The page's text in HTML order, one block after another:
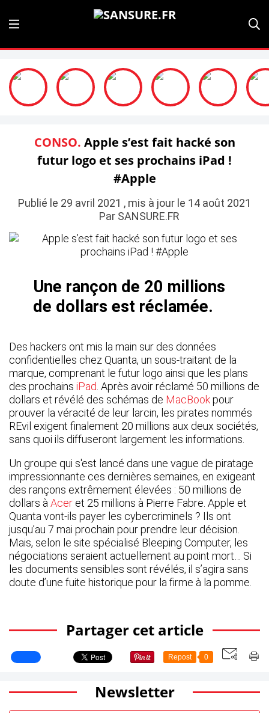
CONSO. Apple s’est fait hacké son
futur logo et ses prochains iPad !
#Apple
Publié le 29 avril 2021 , mis à jour le 14 août 2021
Par SANSURE.FR
Une rançon de 20 millions
de dollars est réclamée.
Des hackers ont mis la main sur des données
confidentielles chez Quanta, un sous-traitant de la
marque, comprenant le futur logo ainsi que les plans
des prochains iPad . Après avoir réclamé 50 millions de
dollars et révélé des schémas de MacBookpour
prouver la véracité de leur larcin, les pirates nommés
REvil exigent finalement 20 millions aux deux sociétés,
sans quoi ils diffuseront largement les informations.
Un groupe qui s'est lancé dans une vague de piratage
impressionnante ces dernières semaines, en exigeant
des rançons extrêmement élevées : 50 millions de
dollars à Acer et 25 millions à Pierre Fabre. Apple et
Quanta vont-ils payer les cybercriminels ? Ils ont
jusqu’au 7 mai prochain pour prendre leur décision.
Mais, selon le site spécialisé Bleeping Computer, les
négociations seraient actuellement au point mort… Si
les documents sensibles sont révélés, il s’agira sans
doute d’une fuite historique pour la firme à la pomme.
Partager cet article
Repost 0
Newsletter